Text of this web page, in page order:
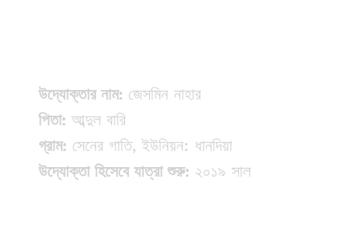
উদ্যোক্তার নাম: জেসমিন নাহার
পিতা: আব্দুল বারি
গ্রাম: সেনের গাতি, ইউনিয়ন: ধানদিয়া
উদ্যোক্তা হিসেবে যাত্রা শুরু: ২০১৯ সাল